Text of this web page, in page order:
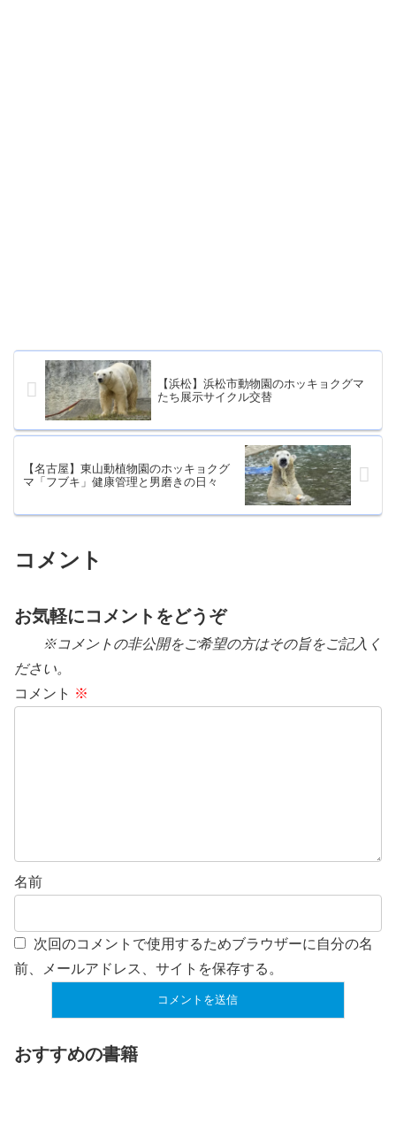
【浜松】浜松市動物園のホッキョクグマ
たち展示サイクル交替
【名古屋】東山動植物園のホッキョクグ
マ「フブキ」健康管理と男磨きの日々
コメント
お気軽にコメントをどうぞ
※コメントの非公開をご希望の方はその旨をご記入く
ださい。
コメント ※
名前
次回のコメントで使用するためブラウザーに自分の名
前、メールアドレス、サイトを保存する。
おすすめの書籍